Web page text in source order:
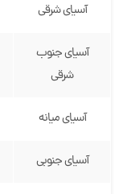
آسیای شرقی
آسیای جنوب
شرقی
آسیای میانه
آسیای جنوبی